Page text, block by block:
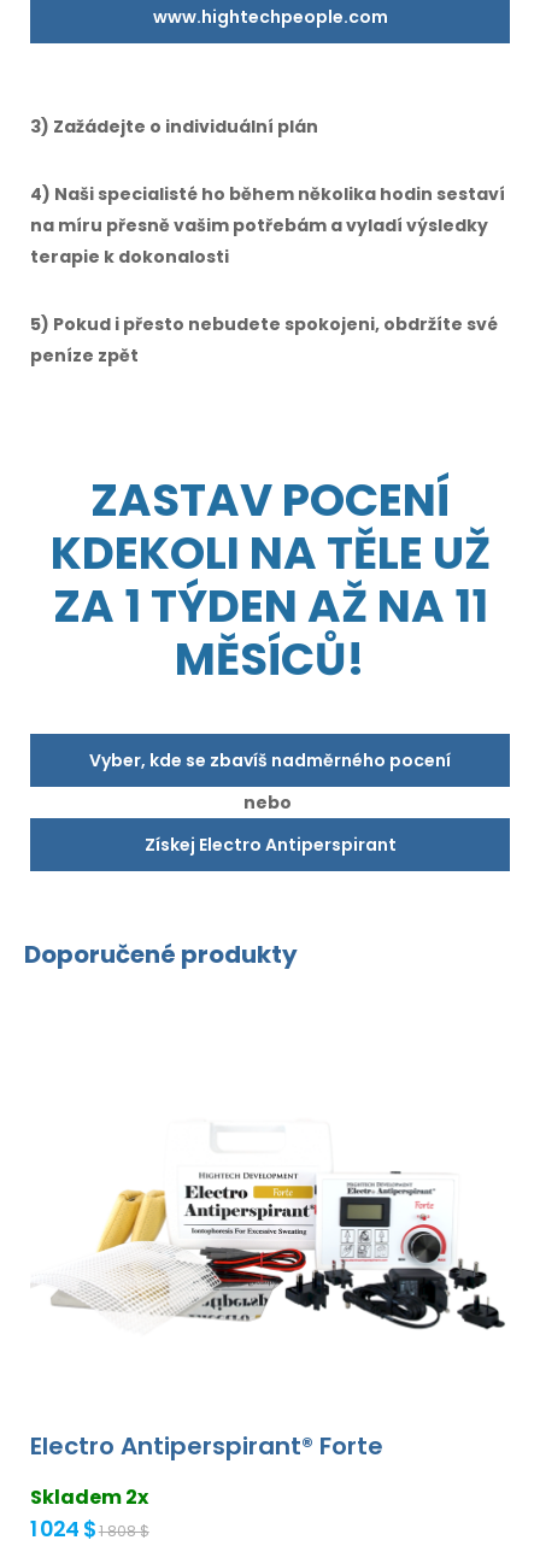
www.hightechpeople.com
3) Zažádejte o individuální plán
4) Naši specialisté ho během několika hodin sestaví
na míru přesně vašim potřebám a vyladí výsledky
terapie k dokonalosti
5) Pokud i přesto nebudete spokojeni, obdržíte své
peníze zpět
ZASTAV POCENÍ
KDEKOLI NA TĚLE UŽ
ZA 1 TÝDEN AŽ NA 11
MĚSÍCŮ!
Vyber, kde se zbavíš nadměrného pocení
nebo
Získej Electro Antiperspirant
Doporučené produkty
Electro Antiperspirant® Forte
Skladem 2x
1 024 $1 808 $